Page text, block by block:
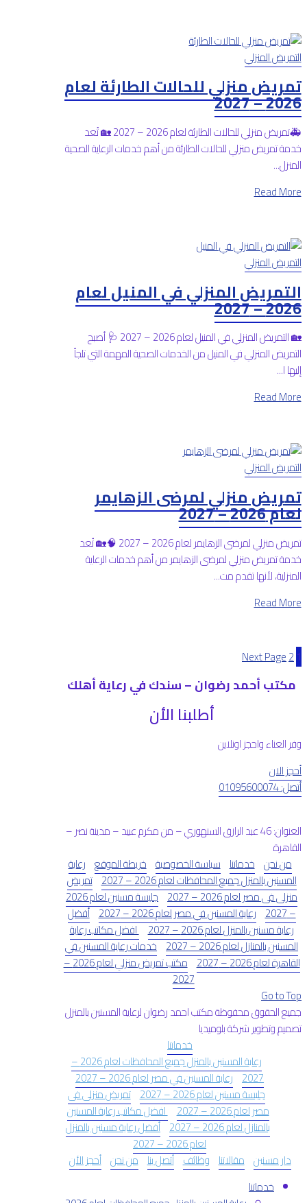
التمريض المنزلي
تمريض منزلي للحالات الطارئة لعام
2026 – 2027
🚑تمريض منزلي للحالات الطارئة لعام 2026 – 2027 🏡 تُعد
خدمة تمريض منزلي للحالات الطارئة من أهم خدمات الرعاية الصحية
المنزل...
Read More
التمريض المنزلي
التمريض المنزلي في المنيل لعام
2026 – 2027
🏡 التمريض المنزلي في المنيل لعام 2026 – 2027 🩺 أصبح
التمريض المنزلي في المنيل من الخدمات الصحية المهمة التي تلجأ
إليها ا...
Read More
التمريض المنزلي
تمريض منزلي لمرضى الزهايمر
لعام 2026 – 2027
تمريض منزلي لمرضى الزهايمر لعام 2026 – 2027 🧠🏡 تُعد
خدمة تمريض منزلي لمرضى الزهايمر من أهم خدمات الرعاية
المنزلية، لأنها تقدم مت...
Read More
1
2
Next Page
مكتب أحمد رضوان – سندك في رعاية أهلك
أطلبنا الأن
وفر العناء واحجز اونلاين
أحجز الان
أتصل: 01095600074
العنوان: 46 عبد الرازق السنهوري – من مكرم عبيد – مدينة نصر –
القاهرة
من نحن خدماتنا سياسة الخصوصية خريطة الموقع رعاية
المسنين بالمنزل جميع المحافظات لعام 2026 – 2027
تمريض
منزلى فى مصر لعام 2026 – 2027
جليسة مسنين لعام 2026
– 2027
رعاية المسنين في مصر لعام 2026 – 2027
أفضل
رعاية مسنين بالمنزل لعام 2026 – 2027
افضل مكاتب رعاية
المسنين بالمنازل لعام 2026 – 2027
خدمات رعاية المسنين في
القاهرة لعام 2026 – 2027
مكتب تمريض منزلي لعام 2026 –
2027
Go to Top
جميع الحقوق محفوظة مكتب احمد رضوان لرعاية المسنين بالمنزل
تصميم وتطوير شركة بلوميديا
خدماتنا
رعاية المسنين بالمنزل جميع المحافظات لعام 2026 –
2027 رعاية المسنين في مصر لعام 2026 – 2027
جليسة مسنين لعام 2026 – 2027
تمريض منزلى فى
مصر لعام 2026 – 2027
افضل مكاتب رعاية المسنين
بالمنازل لعام 2026 – 2027
أفضل رعاية مسنين بالمنزل
لعام 2026 – 2027
دار مسنين مقالاتنا وظائف أتصل بنا من نحن أحجز الأن
خدماتنا